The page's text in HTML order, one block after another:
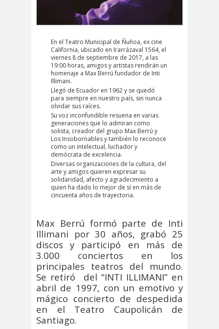
#Noticias #Elecciones
#Colegiodeperiodistas
024
#FalloJudic
#GabrielBoric
Font
#Géner
#GéneroYDD
HH
#Importan
te
#Importante #Noticias
#Asamblea
#Colegiodeperiodistas
#InformarNoEs
Delito
#LibertadDePr
ensa
#MediosNoSexi
stas
#Mega
#Megame
#noticia
#Noticias #Asamblea
#Colegiodeperiodistas
#PrensaProte
gida
1 de
mayo
11 de
septiembre
18 de
octubre
1DEMAY
En el Teatro Municipal de Ñuñoa, ex cine
California, ubicado en Irarrázaval 1564, el
viernes 8 de septiembre de 2017, a las
19:00 horas, amigos y artistas rendirán un
homenaje a Max Berrú fundador de Inti
Illimani.
Llegó de Ecuador en 1962 y se quedó
para siempre en nuestro país, sin nunca
olvidar sus raíces.
Su voz inconfundible resuena en varias
generaciones que lo admiran como
solista, creador del grupo Max Berrú y
Los Insobornables y también lo reconoce
como un intelectual, luchador y
demócrata de excelencia.
Diversas organizaciones de la cultura, del
arte y amigos quieren expresar su
solidaridad, afecto y agradecimiento a
quien ha dado lo mejor de sí en más de
cincuenta años de trayectoria.
Max Berrú formó parte de Inti
Illimani por 30 años, grabó 25
discos y participó en más de
3.000 conciertos en los
principales teatros del mundo.
Se retiró
del “INTI ILLIMANI” en
abril de 1997, con un emotivo y
mágico concierto de despedida
en el Teatro Caupolicán de
Santiago.